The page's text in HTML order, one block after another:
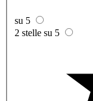
su 5
2 stelle su 5